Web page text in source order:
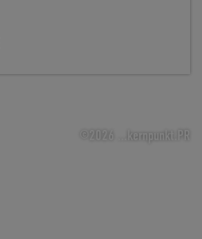
©2026 ...kernpunkt.PR